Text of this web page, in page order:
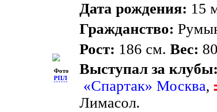
Фото
РПЛ
Дата рождения: 15
Гражданство:
Рост: 186 см.Вес:
Выступал за
«Спартак» Москва,
Лимасол.